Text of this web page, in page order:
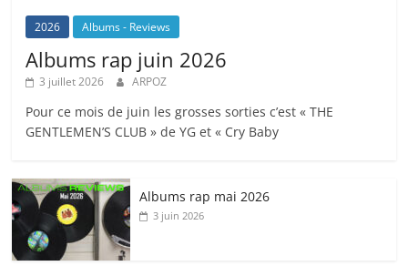
2026 Albums - Reviews
Albums rap juin 2026
3 juillet 2026 ARPOZ
Pour ce mois de juin les grosses sorties c’est « THE
GENTLEMEN’S CLUB » de YG et « Cry Baby
Albums rap mai 2026
3 juin 2026